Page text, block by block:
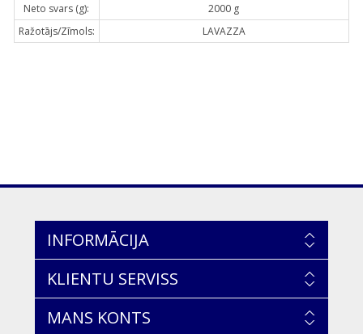
Neto svars (g):
2000 g
Ražotājs/Zīmols:
LAVAZZA
INFORMĀCIJA
KLIENTU SERVISS
MANS KONTS